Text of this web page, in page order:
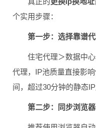
个实用步骤：
第一步：选择靠谱
住宅代理＞数据中
代理，IP池质量直接影
间，超过30分钟的静态IP
第二步：同步浏览